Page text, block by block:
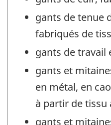
gants de tenue
fabriqués de
gants de travail
gants et
en métal, en
à partir de tissu
gants et